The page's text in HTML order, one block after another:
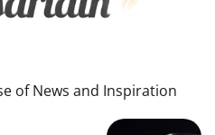
of News and Inspiration